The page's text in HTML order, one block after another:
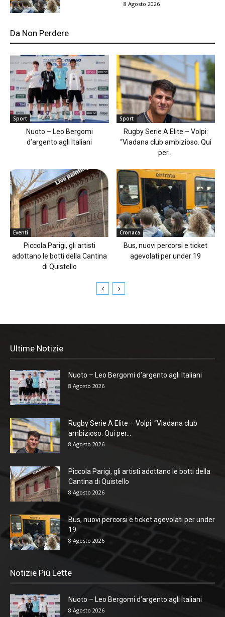
8 Agosto 2026
Da Non Perdere
Sport
Nuoto – Leo Bergomi
d’argento agli Italiani
Sport
Rugby Serie A Elite – Volpi:
“Viadana club ambizioso. Qui
per...
Eventi
Piccola Parigi, gli artisti
adottano le botti della Cantina
di Quistello
Cronaca
Bus, nuovi percorsi e ticket
agevolati per under 19
Ultime Notizie
Nuoto – Leo Bergomi d’argento agli Italiani
8 Agosto 2026
Rugby Serie A Elite – Volpi: “Viadana club
ambizioso. Qui per...
8 Agosto 2026
Piccola Parigi, gli artisti adottano le botti della
Cantina di Quistello
8 Agosto 2026
Bus, nuovi percorsi e ticket agevolati per under
19
8 Agosto 2026
Notizie Più Lette
Nuoto – Leo Bergomi d’argento agli Italiani
8 Agosto 2026